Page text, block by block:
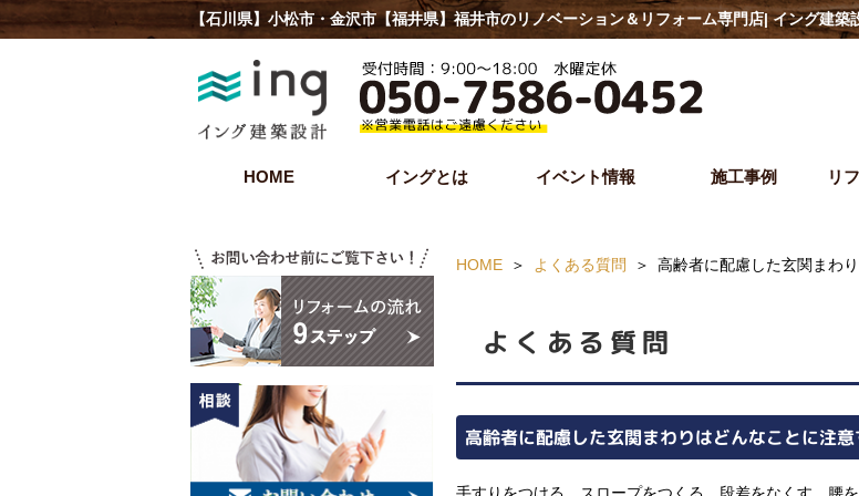
【石川県】小松市・金沢市【福井県】福井市のリノベーション＆リフォーム専門店| イング建築
HOME イングとは イベント情報 施工事例 リ
HOME よくある質問 高齢者に配慮した玄関まわ
よくある質問
高齢者に配慮した玄関まわりはどんなことに注